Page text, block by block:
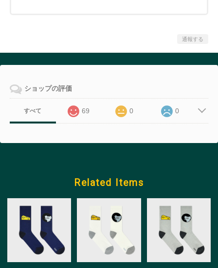
通報する
ショップの評価
すべて 69 0 0
Related Items